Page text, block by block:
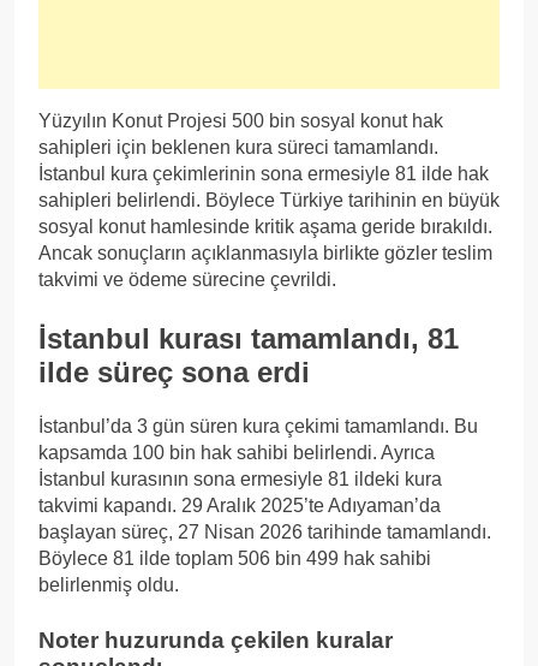
Yüzyılın Konut Projesi 500 bin sosyal konut hak
sahipleri için beklenen kura süreci tamamlandı.
İstanbul kura çekimlerinin sona ermesiyle 81 ilde hak
sahipleri belirlendi. Böylece Türkiye tarihinin en büyük
sosyal konut hamlesinde kritik aşama geride bırakıldı.
Ancak sonuçların açıklanmasıyla birlikte gözler teslim
takvimi ve ödeme sürecine çevrildi.
İstanbul kurası tamamlandı, 81
ilde süreç sona erdi
İstanbul’da 3 gün süren kura çekimi tamamlandı. Bu
kapsamda 100 bin hak sahibi belirlendi. Ayrıca
İstanbul kurasının sona ermesiyle 81 ildeki kura
takvimi kapandı. 29 Aralık 2025’te Adıyaman’da
başlayan süreç, 27 Nisan 2026 tarihinde tamamlandı.
Böylece 81 ilde toplam 506 bin 499 hak sahibi
belirlenmiş oldu.
Noter huzurunda çekilen kuralar